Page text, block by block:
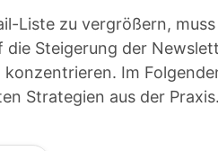
Liste zu vergrößern, muss
die Steigerung der
Im
Strategien aus der Praxis.